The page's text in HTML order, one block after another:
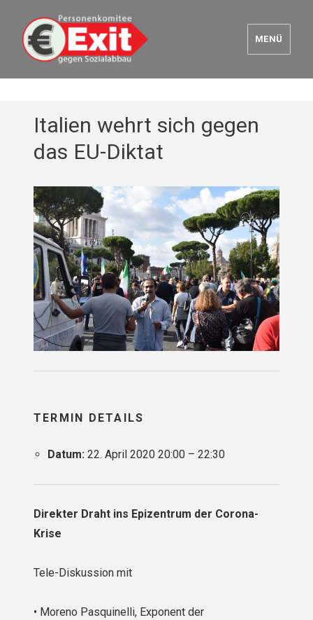
Euro Exit
MENÜ
Italien wehrt sich gegen
das EU-Diktat
TERMIN DETAILS
Datum: 22. April 2020 20:00– 22:30
Direkter Draht ins Epizentrum der Corona-
Krise
Tele-Diskussion mit
• Moreno Pasquinelli, Exponent der